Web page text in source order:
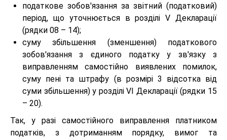
податкове зобов'язання за звітний (податковий)
період, що уточнюється в розділі V Декларації
(рядки 08 – 14);
суму збільшення (зменшення) податкового
зобов'язання з єдиного податку у зв'язку з
виправленням самостійно виявлених помилок,
суму пені та штрафу (в розмірі 3 відсотка від
суми збільшення) у розділі VІ Декларації (рядки 15
– 20).
Так, у разі самостійного виправлення платником
податків, з дотриманням порядку, вимог та